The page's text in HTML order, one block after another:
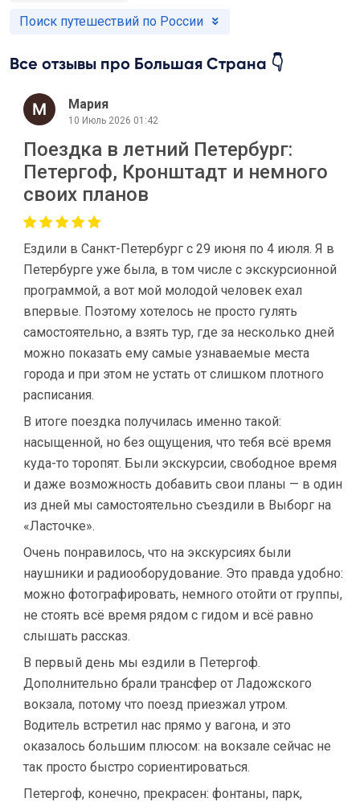
Поиск путешествий по России
Все отзывы про Большая Страна 👇
Мария
10 Июль 2026 01:42
Поездка в летний Петербург:
Петергоф, Кронштадт и немного
своих планов
Ездили в Санкт-Петербург с 29 июня по 4 июля. Я в
Петербурге уже была, в том числе с экскурсионной
программой, а вот мой молодой человек ехал
впервые. Поэтому хотелось не просто гулять
самостоятельно, а взять тур, где за несколько дней
можно показать ему самые узнаваемые места
города и при этом не устать от слишком плотного
расписания.
В итоге поездка получилась именно такой:
насыщенной, но без ощущения, что тебя всё время
куда-то торопят. Были экскурсии, свободное время
и даже возможность добавить свои планы — в один
из дней мы самостоятельно съездили в Выборг на
«Ласточке».
Очень понравилось, что на экскурсиях были
наушники и радиооборудование. Это правда удобно:
можно фотографировать, немного отойти от группы,
не стоять всё время рядом с гидом и всё равно
слышать рассказ.
В первый день мы ездили в Петергоф.
Дополнительно брали трансфер от Ладожского
вокзала, потому что поезд приезжал утром.
Водитель встретил нас прямо у вагона, и это
оказалось большим плюсом: на вокзале сейчас не
так просто быстро сориентироваться.
Петергоф, конечно, прекрасен: фонтаны, парк,